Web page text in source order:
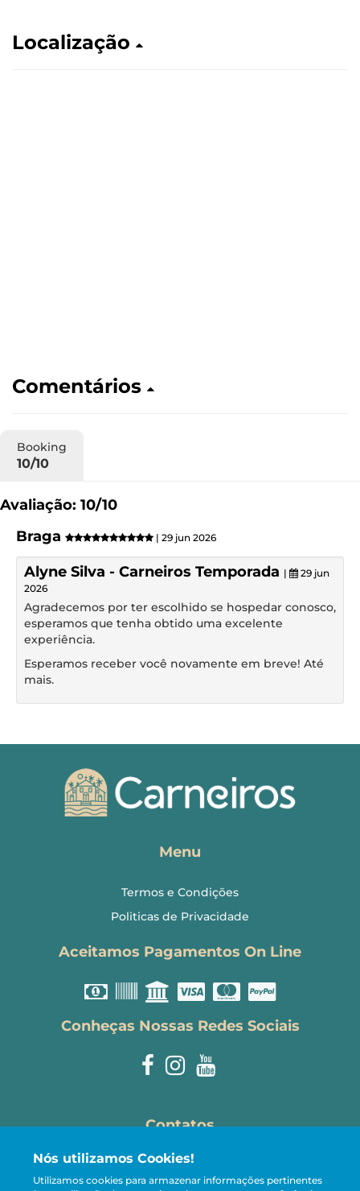
Localização
Comentários
Booking
10/10
Avaliação: 10/10
Braga
| 29 jun 2026
Alyne Silva - Carneiros Temporada |
29 jun
2026
Agradecemos por ter escolhido se hospedar conosco,
esperamos que tenha obtido uma excelente
experiência.
Esperamos receber você novamente em breve! Até
mais.
Menu
Termos e Condições
Politicas de Privacidade
Aceitamos Pagamentos On Line
Conheças Nossas Redes Sociais
Contatos
reservas@carneirostemporada.com
+55 81 98107-5005
Nós utilizamos Cookies!
Utilizamos cookies para armazenar informações pertinentes